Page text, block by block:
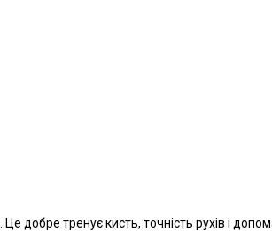
добре тренує кисть, точність рухів і